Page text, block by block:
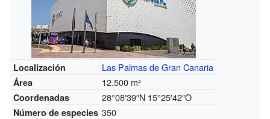
Localización Las Palmas de Gran Canaria
Área 12.500 m²
Coordenadas 28°08′39″N 15°25′42″O
Número de especies 350